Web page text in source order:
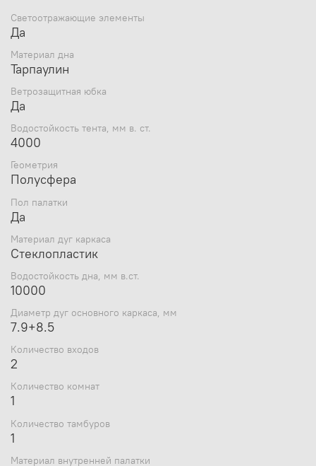
Комплектация:
Тент - 1 шт.
Каркас - 1 шт
Оттяжки - 6 шт.
Сумка-упаковка - 1 шт.
Инструкция по установке - 1 шт.
Светоотражающие элементы
Да
Материал дна
Тарпаулин
Ветрозащитная юбка
Да
Водостойкость тента, мм в. ст.
4000
Геометрия
Полусфера
Пол палатки
Да
Материал дуг каркаса
Стеклопластик
Водостойкость дна, мм в.ст.
10000
Диаметр дуг основного каркаса, мм
7.9+8.5
Количество входов
2
Количество комнат
1
Количество тамбуров
1
Материал внутренней палатки